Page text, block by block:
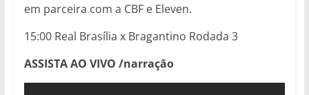
em parceira com a CBF e Eleven.
15:00 Real Brasília x Bragantino Rodada 3
ASSISTA AO VIVO /narração